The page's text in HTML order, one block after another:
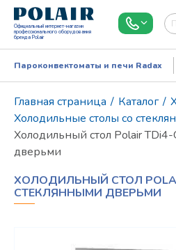
Официальный интернет-магазин
профессионального оборудования
бренда Polair
Пароконвектоматы и печи Radax
Главная страница / Каталог /
Холодильные столы со
Холодильный стол Polair
дверьми
ХОЛОДИЛЬНЫЙ СТОЛ
СТЕКЛЯННЫМИ ДВЕРЬМИ